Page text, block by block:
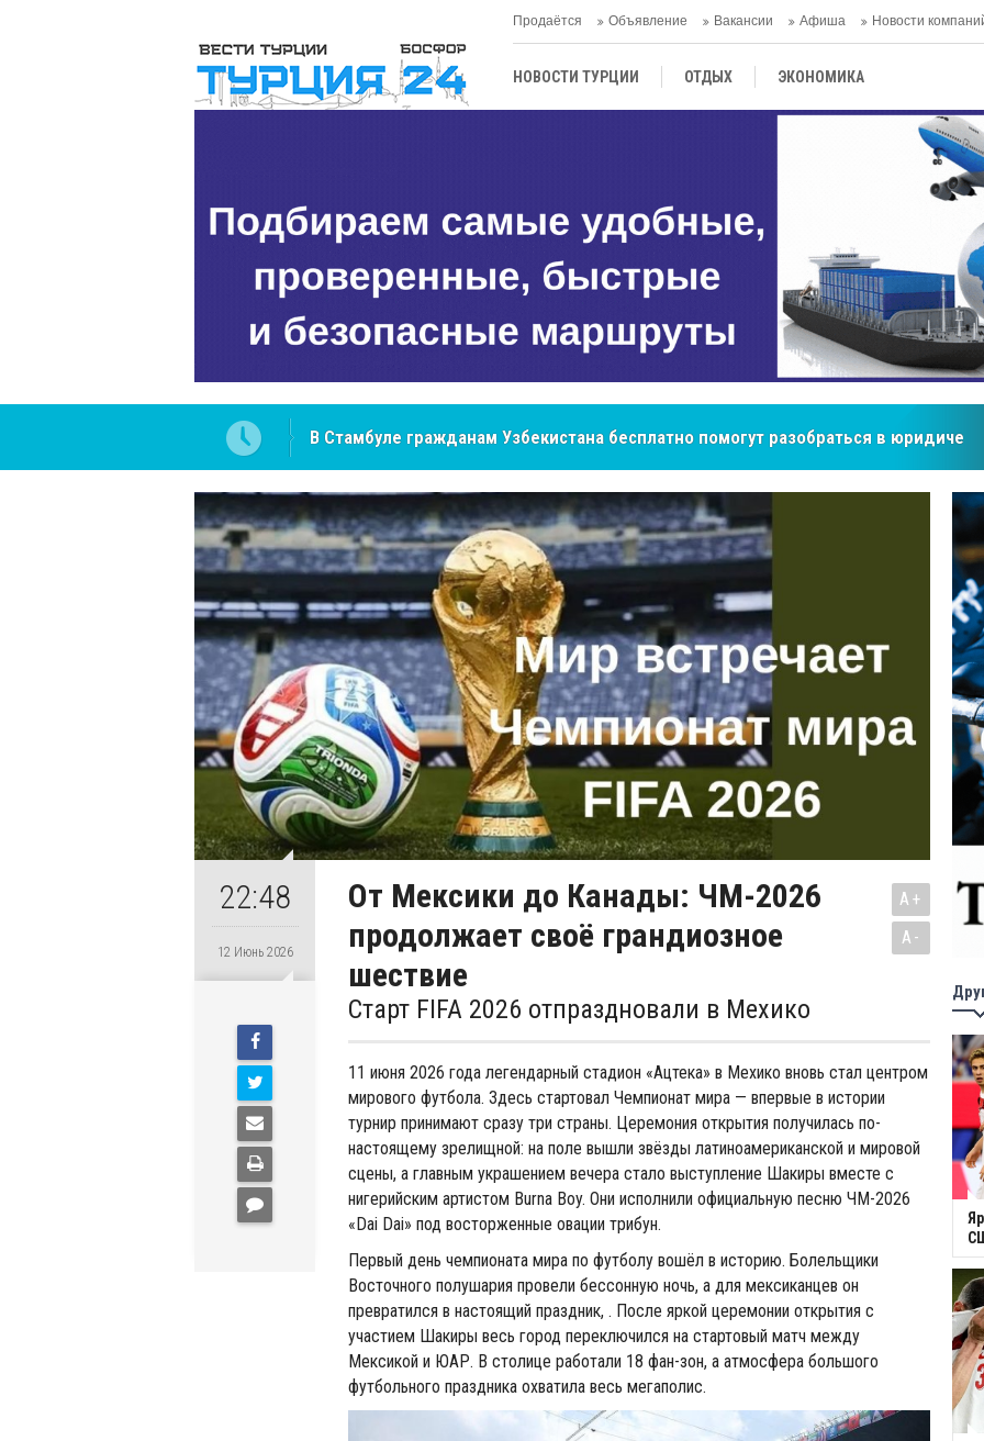
Продаётся Объявление Вакансии Афиша Новости
НОВОСТИ ТУРЦИИ ОТДЫХ ЭКОНОМИКА
ЦЕНТРАЛЬНАЯ АЗИЯ
в юридических NCS Jeans: турецкий бренд, покоривший сердца покупателей Центральной Азии
22:48
12 Июнь 2026
От Мексики до Канады: ЧМ-2026
продолжает своё грандиозное
шествие
Старт FIFA 2026 отпраздновали в Мехико
A+
A-
11 июня 2026 года легендарный стадион «Ацтека» в Мехико вновь стал центром
мирового футбола. Здесь стартовал Чемпионат мира — впервые в истории
турнир принимают сразу три страны. Церемония открытия получилась по-
настоящему зрелищной: на поле вышли звёзды латиноамериканской и мировой
сцены, а главным украшением вечера стало выступление Шакиры вместе с
нигерийским артистом Burna Boy. Они исполнили официальную песню ЧМ-2026
«Dai Dai» под восторженные овации трибун.
Первый день чемпионата мира по футболу вошёл в историю. Болельщики
Восточного полушария провели бессонную ночь, а для мексиканцев он
превратился в настоящий праздник, . После яркой церемонии открытия с
участием Шакиры весь город переключился на стартовый матч между
Мексикой и ЮАР. В столице работали 18 фан-зон, а атмосфера большого
футбольного праздника охватила весь мегаполис.